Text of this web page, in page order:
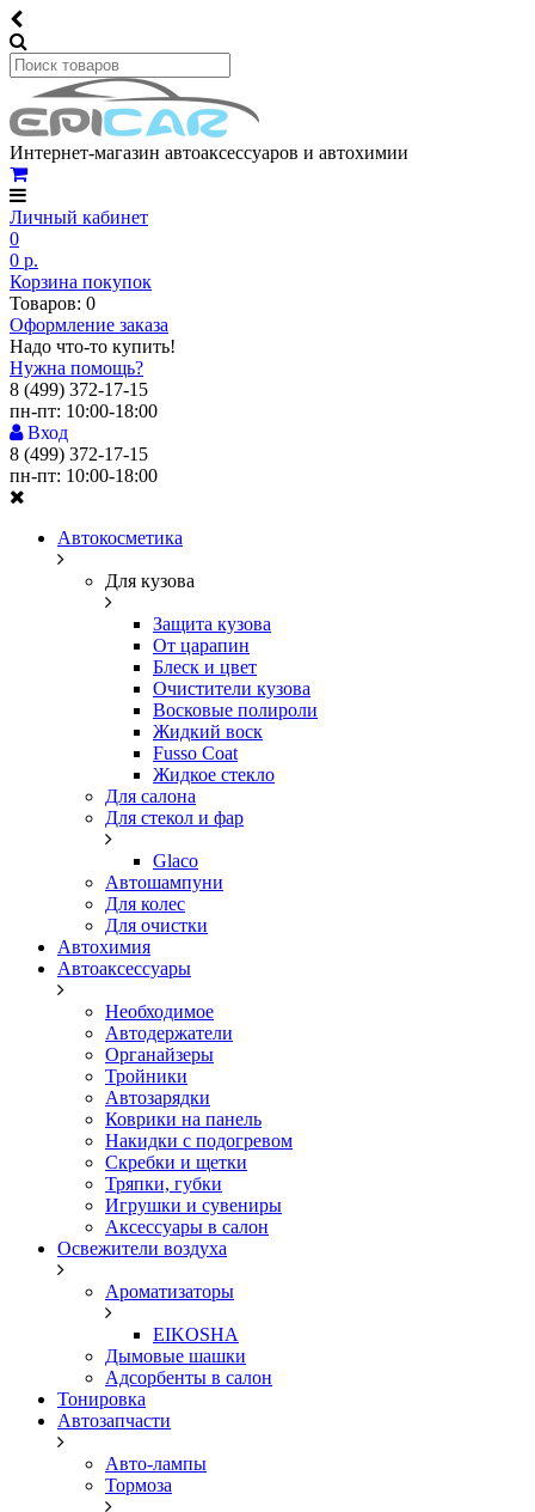
Интернет-магазин автоаксессуаров и автохимии
Личный кабинет
0
0 р.
Корзина покупок
Товаров: 0
Оформление заказа
Надо что-то купить!
Нужна помощь?
8 (499) 372-17-15
пн-пт: 10:00-18:00
Вход
8 (499) 372-17-15
пн-пт: 10:00-18:00
Автокосметика
Для кузова
Защита кузова
От царапин
Блеск и цвет
Очистители кузова
Восковые полироли
Жидкий воск
Fusso Coat
Жидкое стекло
Для салона
Для стекол и фар
Glaco
Автошампуни
Для колес
Для очистки
Автохимия
Автоаксессуары
Необходимое
Автодержатели
Органайзеры
Тройники
Автозарядки
Коврики на панель
Накидки с подогревом
Скребки и щетки
Тряпки, губки
Игрушки и сувениры
Аксессуары в салон
Освежители воздуха
Ароматизаторы
EIKOSHA
Дымовые шашки
Адсорбенты в салон
Тонировка
Автозапчасти
Авто-лампы
Тормоза